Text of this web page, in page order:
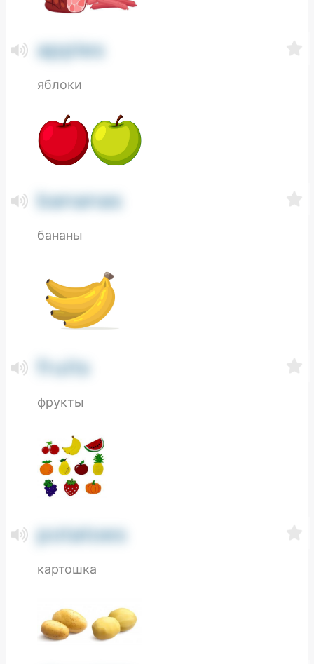
apples
яблоки
bananas
бананы
fruits
фрукты
potatoes
картошка